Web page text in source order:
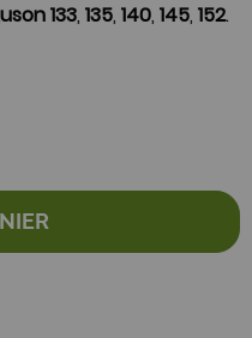
133, 135, 140, 145, 152.